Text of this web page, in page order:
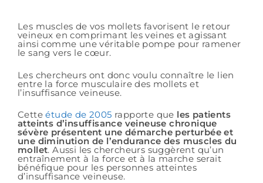
Les muscles de vos mollets favorisent le retour
veineux en comprimant les veines et agissant
ainsi comme une véritable pompe pour ramener
le sang vers le cœur.
Les chercheurs ont donc voulu connaître le lien
entre la force musculaire des mollets et
l’insuffisance veineuse.
Cetteétude de 2005 rapporte que les patients
atteints d’insuffisance veineuse chronique
sévère présentent une démarche perturbée et
une diminution de l’endurance des muscles du
mollet. Aussi les chercheurs suggèrent qu’un
entraînement à la force et à la marche serait
bénéfique pour les personnes atteintes
d’insuffisance veineuse.